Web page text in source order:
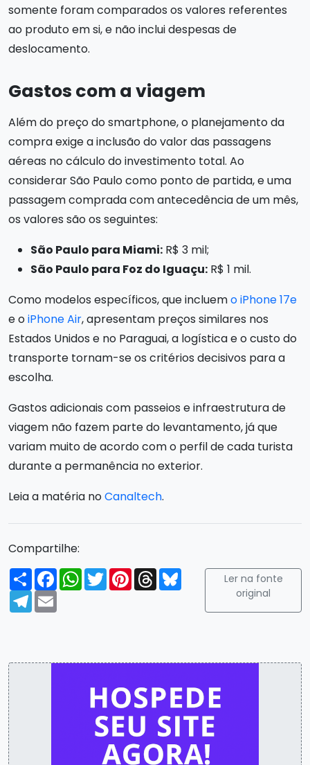
somente foram comparados os valores referentes
ao produto em si, e não inclui despesas de
deslocamento.
Gastos com a viagem
Além do preço do smartphone, o planejamento da
compra exige a inclusão do valor das passagens
aéreas no cálculo do investimento total. Ao
considerar São Paulo como ponto de partida, e uma
passagem comprada com antecedência de um mês,
os valores são os seguintes:
São Paulo para Miami: R$ 3 mil;
São Paulo para Foz do Iguaçu: R$ 1 mil.
Como modelos específicos, que incluemo iPhone 17e
e oiPhone Air, apresentam preços similares nos
Estados Unidos e no Paraguai, a logística e o custo do
transporte tornam-se os critérios decisivos para a
escolha.
Gastos adicionais com passeios e infraestrutura de
viagem não fazem parte do levantamento, já que
variam muito de acordo com o perfil de cada turista
durante a permanência no exterior.
Leia a matéria noCanaltech.
Compartilhe:
Compartilhar
FacebookWhatsApp
TwitterPinterest
ThreadsBluesky
Telegram
Email
Ler na fonte
original